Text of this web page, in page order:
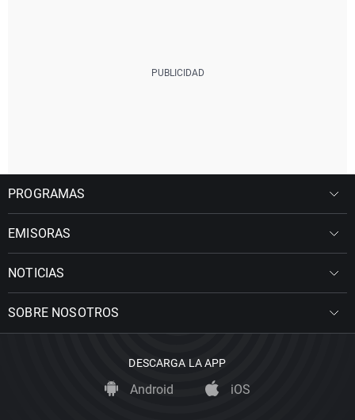
PROGRAMAS
EMISORAS
NOTICIAS
SOBRE NOSOTROS
DESCARGA LA APP
Android iOS